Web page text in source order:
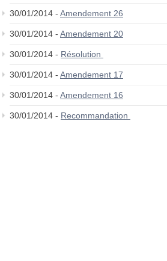
30/01/2014 - Amendement 26
30/01/2014 - Amendement 20
30/01/2014 - Résolution
30/01/2014 - Amendement 17
30/01/2014 - Amendement 16
30/01/2014 - Recommandation